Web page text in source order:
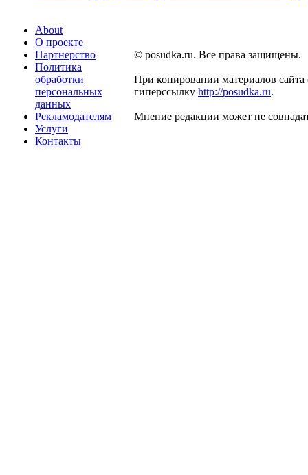
About
О проекте
Партнерство
Политика
обработки
персональных
данных
Рекламодателям
Услуги
Контакты
© posudka.ru. Все права защищены.
При копировании материалов сайта
гиперссылку http://posudka.ru.
Мнение редакции может не